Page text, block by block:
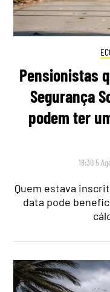
Pensionistas
Segurança
podem ter
18:30 5
Quem estava
data pode